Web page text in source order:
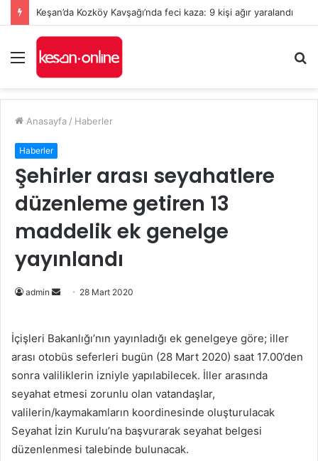
Keşan’da Kozköy Kavşağı’nda feci kaza: 9 kişi ağır yaralandı
Menü
...
Anasayfa / Haberler
Haberler
Şehirler arası seyahatlere
düzenleme getiren 13
maddelik ek genelge
yayınlandı
admin
Bir
göndermek
28 Mart 2020
İçişleri Bakanlığı’nın yayınladığı ek genelgeye göre; iller
arası otobüs seferleri bugün (28 Mart 2020) saat 17.00’den
sonra valiliklerin izniyle yapılabilecek. İller arasında
seyahat etmesi zorunlu olan vatandaşlar,
valilerin/kaymakamların koordinesinde oluşturulacak
Seyahat İzin Kurulu’na başvurarak seyahat belgesi
düzenlenmesi talebinde bulunacak.